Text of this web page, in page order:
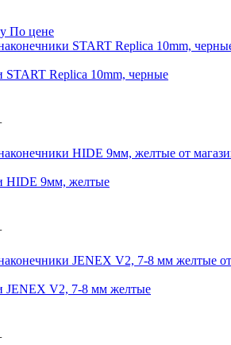
По цене
Replica 10mm, черные
HIDE 9мм, желтые
JENEX V2, 7-8 мм желтые